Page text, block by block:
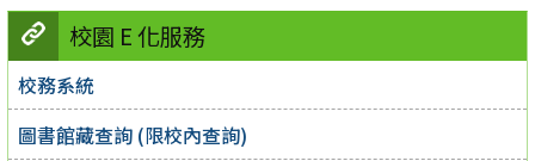
校園 E 化服務
校務系統
圖書館藏查詢 (限校內查詢)